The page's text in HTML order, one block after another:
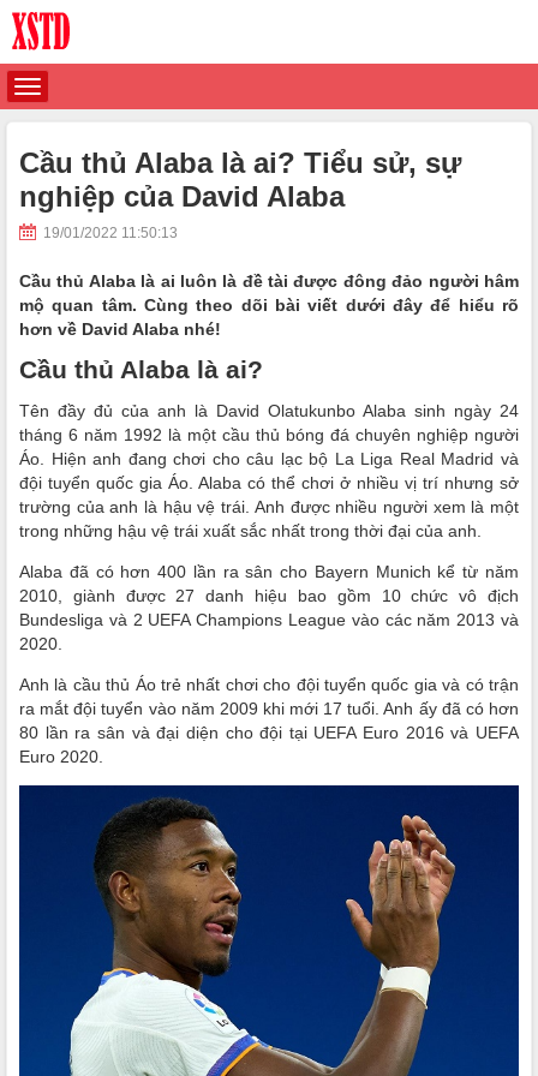
Cầu thủ Alaba là ai? Tiểu sử, sự
nghiệp của David Alaba
19/01/2022 11:50:13
Cầu thủ Alaba là ai luôn là đề tài được đông đảo người hâm
mộ quan tâm. Cùng theo dõi bài viết dưới đây để hiểu rõ
hơn về David Alaba nhé!
Cầu thủ Alaba là ai?
Tên đầy đủ của anh là David Olatukunbo Alaba sinh ngày 24
tháng 6 năm 1992 là một cầu thủ bóng đá chuyên nghiệp người
Áo. Hiện anh đang chơi cho câu lạc bộ La Liga Real Madrid và
đội tuyển quốc gia Áo. Alaba có thể chơi ở nhiều vị trí nhưng sở
trường của anh là hậu vệ trái. Anh được nhiều người xem là một
trong những hậu vệ trái xuất sắc nhất trong thời đại của anh.
Alaba đã có hơn 400 lần ra sân cho Bayern Munich kể từ năm
2010, giành được 27 danh hiệu bao gồm 10 chức vô địch
Bundesliga và 2 UEFA Champions League vào các năm 2013 và
2020.
Anh là cầu thủ Áo trẻ nhất chơi cho đội tuyển quốc gia và có trận
ra mắt đội tuyển vào năm 2009 khi mới 17 tuổi. Anh ấy đã có hơn
80 lần ra sân và đại diện cho đội tại UEFA Euro 2016 và UEFA
Euro 2020.